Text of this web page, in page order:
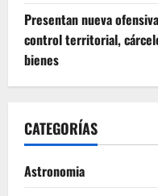
Presentan nueva
control territorial,
bienes
CATEGORÍAS
Astronomia